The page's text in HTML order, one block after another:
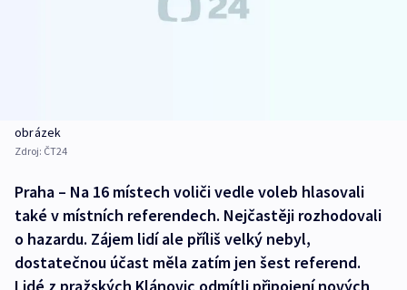
obrázek
Zdroj: ČT24
Praha – Na 16 místech voliči vedle voleb hlasovali
také v místních referendech. Nejčastěji rozhodovali
o hazardu. Zájem lidí ale příliš velký nebyl,
dostatečnou účast měla zatím jen šest referend.